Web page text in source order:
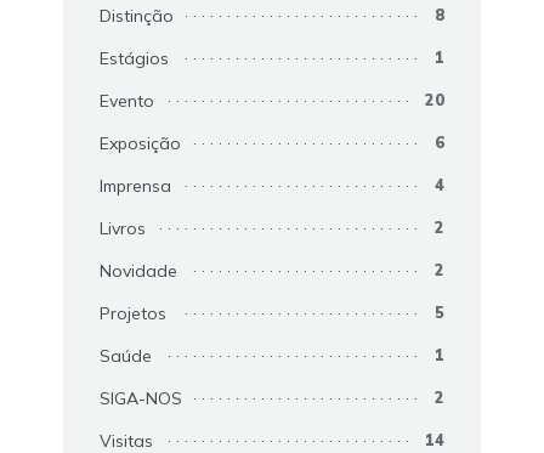
Distinção 8
Estágios 1
Evento 20
Exposição 6
Imprensa 4
Livros 2
Novidade 2
Projetos 5
Saúde 1
SIGA-NOS 2
Visitas 14